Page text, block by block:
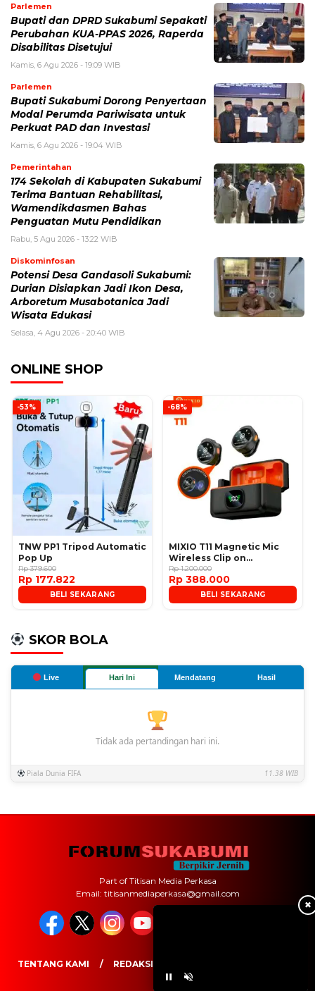
Parlemen
Bupati dan DPRD Sukabumi Sepakati
Perubahan KUA-PPAS 2026, Raperda
Disabilitas Disetujui
Kamis, 6 Agu 2026 - 19:09 WIB
Parlemen
Bupati Sukabumi Dorong Penyertaan
Modal Perumda Pariwisata untuk
Perkuat PAD dan Investasi
Kamis, 6 Agu 2026 - 19:04 WIB
Pemerintahan
174 Sekolah di Kabupaten Sukabumi
Terima Bantuan Rehabilitasi,
Wamendikdasmen Bahas
Penguatan Mutu Pendidikan
Rabu, 5 Agu 2026 - 13:22 WIB
Diskominfosan
Potensi Desa Gandasoli Sukabumi:
Durian Disiapkan Jadi Ikon Desa,
Arboretum Musabotanica Jadi
Wisata Edukasi
Selasa, 4 Agu 2026 - 20:40 WIB
ONLINE SHOP
-53%
TNW PP1 Tripod Automatic
Pop Up
Rp 379.600
Rp 177.822
BELI SEKARANG
-68%
MIXIO T11 Magnetic Mic
Wireless Clip on
Microphone
Rp 1.200.000
Rp 388.000
BELI SEKARANG
SKOR BOLA
Live Hari Ini Mendatang Hasil
Tidak ada pertandingan hari ini.
Piala Dunia FIFA 11.38 WIB
✖
Part of Titisan Media Perkasa
Email: titisanmediaperkasa@gmail.com
TENTANG KAMI REDAKSI